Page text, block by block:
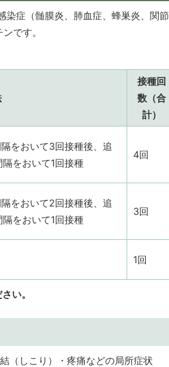
染症（髄膜炎、肺血症、蜂巣炎、関節
です。
接種回
数（合
計）
をおいて3回接種後、追
をおいて1回接種
4回
をおいて2回接種後、追
をおいて1回接種
3回
1回
い。
（しこり）・疼痛などの局所症状